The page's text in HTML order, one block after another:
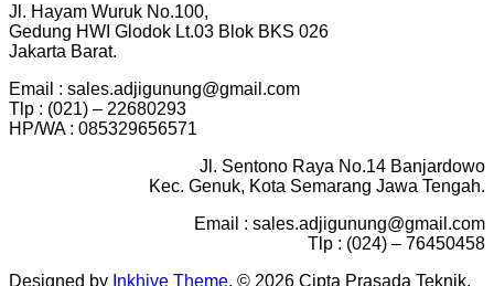
Jl. Hayam Wuruk No.100,
Gedung HWI Glodok Lt.03 Blok BKS 026
Jakarta Barat.
Email : sales.adjigunung@gmail.com
Tlp : (021) – 22680293
HP/WA : 085329656571
Jl. Sentono Raya No.14 Banjardowo
Kec. Genuk, Kota Semarang Jawa Tengah.
Email : sales.adjigunung@gmail.com
Tlp : (024) – 76450458
Designed by Inkhive Theme. © 2026 Cipta Prasada Teknik.